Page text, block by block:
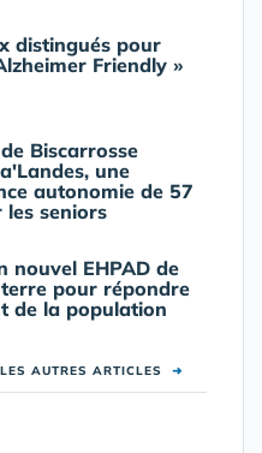
distingués pour
Friendly »
Biscarrosse
une
autonomie de 57
les seniors
nouvel EHPAD de
pour répondre
de la population
AUTRES ARTICLES ➜